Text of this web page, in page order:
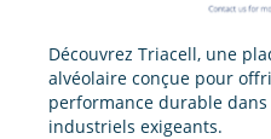
Découvrez Triacell, une
alvéolaire conçue pour
performance durable
industriels exigeants.